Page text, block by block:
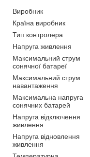
Виробник
Країна виробник
Тип контролера
Напруга живлення
Максимальний струм
сонячної батареї
Максимальний струм
навантаження
Максимальна напруга
сонячних батарей
Напруга відключення
живлення
Напруга відновлення
живлення